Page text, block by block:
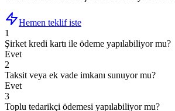
Hemen teklif iste
1
Şirket kredi kartı ile ödeme yapılabiliyor mu?
Evet
2
Taksit veya ek vade imkanı sunuyor mu?
Evet
3
Toplu tedarikçi ödemesi yapılabiliyor mu?